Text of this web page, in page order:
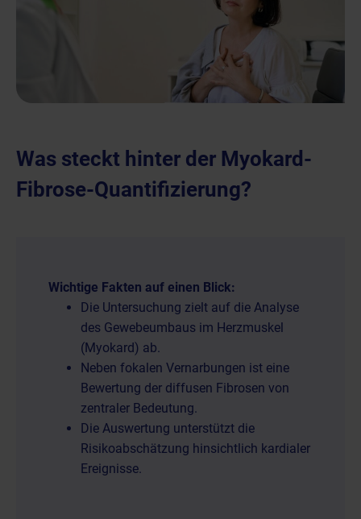
Was steckt hinter der Myokard-
Fibrose-Quantifizierung?
Wichtige Fakten auf einen Blick:
Die Untersuchung zielt auf die Analyse
des Gewebeumbaus im Herzmuskel
(Myokard) ab.
Neben fokalen Vernarbungen ist eine
Bewertung der diffusen Fibrosen von
zentraler Bedeutung.
Die Auswertung unterstützt die
Risikoabschätzung hinsichtlich kardialer
Ereignisse.